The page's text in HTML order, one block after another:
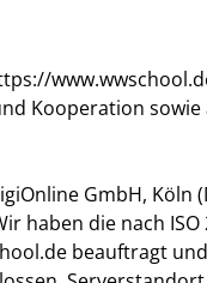
Kooperation sowie
GmbH, Köln
haben die nach
beauftragt